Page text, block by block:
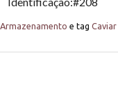
e tag